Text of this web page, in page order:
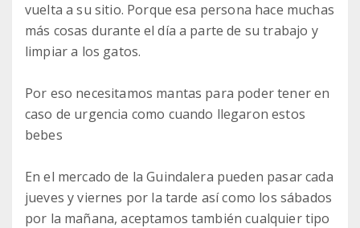
vuelta a su sitio. Porque esa persona hace muchas
más cosas durante el día a parte de su trabajo y
limpiar a los gatos.
Por eso necesitamos mantas para poder tener en
caso de urgencia como cuando llegaron estos
bebes
En el mercado de la Guindalera pueden pasar cada
jueves y viernes por la tarde así como los sábados
por la mañana, aceptamos también cualquier tipo